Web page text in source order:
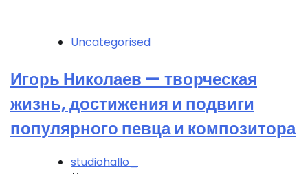
Uncategorised
Игорь Николаев — творческая
жизнь, достижения и подвиги
популярного певца и композитора
studiohallo_